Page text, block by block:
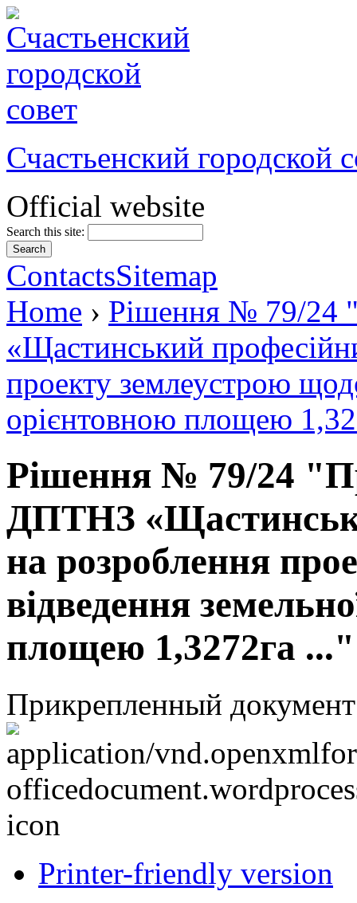
Счастьенский городской
Official website
Search this site:
ContactsSitemap
Home › Рішення № 79/24
«Щастинський
проекту землеустрою
орієнтовною площею
Рішення № 79/24
ДПТНЗ
на розроблення
відведення
площею 1,3272га ..."
Прикрепленный
Printer-friendly version